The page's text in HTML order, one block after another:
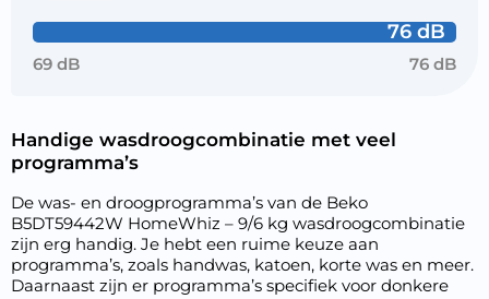
76 dB
69 dB 76 dB
Handige wasdroogcombinatie met veel
programma’s
De was- en droogprogramma’s van de Beko
B5DT59442W HomeWhiz – 9/6 kg wasdroogcombinatie
zijn erg handig. Je hebt een ruime keuze aan
programma’s, zoals handwas, katoen, korte was en meer.
Daarnaast zijn er programma’s specifiek voor donkere